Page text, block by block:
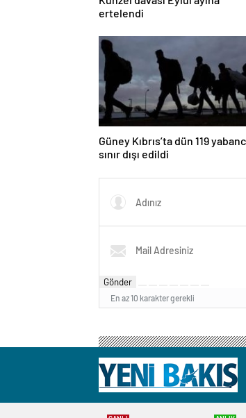
ertelendi
Güney Kıbrıs’ta dün 119
sınır dışı edildi
Gönder
En az 10 karakter gerekli